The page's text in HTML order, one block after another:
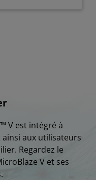
V est intégré à
aux utilisateurs
Regardez le
V et ses